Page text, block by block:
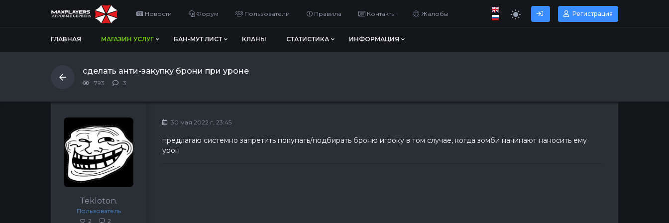
Новости Форум Пользователи Правила Контакты Жалобы Регистрация
ГЛАВНАЯ МАГАЗИН УСЛУГ БАН-МУТ ЛИСТ КЛАНЫ СТАТИСТИКА ИНФОРМАЦИЯ
сделать анти-закупку брони при уроне
793 3
Tekloton.
Пользователь
2
2
30 мая 2022 г, 23:45
предлагаю системно запретить покупать/подбирать броню игроку в том случае, когда зомби начинают наносить ему
урон